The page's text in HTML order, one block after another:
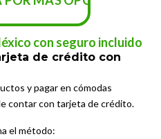
con seguro incluido
de crédito con
y pagar en cómodas
contar con tarjeta de crédito.
el método: